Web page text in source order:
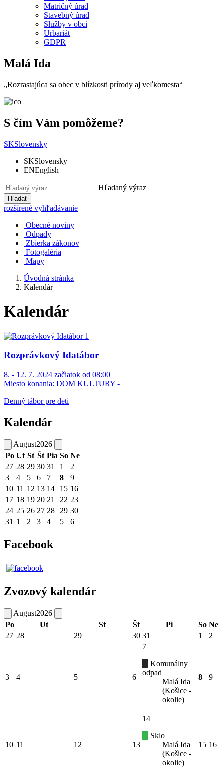
Matričný úrad
Stavebný úrad
Služby v obci
Urbariát
GDPR
Malá Ida
„Rozrastajúca sa obec v blízkosti prírody aj veľkomesta“
S čím Vám pomôžeme?
SKSlovensky
SKSlovensky
ENEnglish
Hľadaný výraz
Hľadať
rozšírené vyhľadávanie
Obecné noviny
Odpady
Zbierka zákonov
Fotogaléria
Mapy
Úvodná stránka
Kalendár
Kalendár
Rozprávkový Idatábor
8. - 12. 7. 2024 začiatok od 08:00
Miesto konania: DOM KULTURY -
Denný tábor pre deti
Kalendár
August2026
Po Ut St Št Pia So Ne
27 28 29 30 31 1
2
3
4 5 6 7 8
9
10 11 12 13 14 15 16
17 18 19 20 21 22 23
24 25 26 27 28 29 30
31 1 2 3 4 5 6
Facebook
Zvozový kalendár
August2026
Po
Ut St Št Pi So Ne
27 28 29 30 31 1 2
3 4 5 6
7
Komunálny
odpad
Malá Ida
(Košice -
okolie)
8 9
10 11 12 13
14
Sklo
Malá Ida
(Košice -
okolie)
15 16